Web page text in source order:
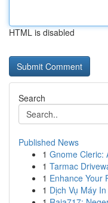
HTML is disabled
Search
Published News
1 Gnome Cleric:
1 Tarmac
1 Enhance Your
1 Dịch Vụ Máy